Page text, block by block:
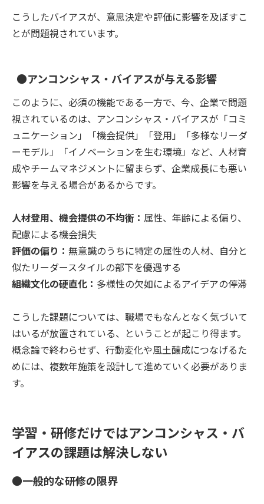
こうしたバイアスが、意思決定や評価に影響を及ぼすこ
とが問題視されています。
●アンコンシャス・バイアスが与える影響
このように、必須の機能である一方で、今、企業で問題
視されているのは、アンコンシャス・バイアスが「コミ
ュニケーション」「機会提供」「登用」「多様なリーダ
ーモデル」「イノベーションを生む環境」など、人材育
成やチームマネジメントに留まらず、企業成長にも悪い
影響を与える場合があるからです。
人材登用、機会提供の不均衡： 属性、年齢による偏り、
配慮による機会損失
評価の偏り： 無意識のうちに特定の属性の人材、自分と
似たリーダースタイルの部下を優遇する
組織文化の硬直化： 多様性の欠如によるアイデアの停滞
こうした課題については、職場でもなんとなく気づいて
はいるが放置されている、ということが起こり得ます。
概念論で終わらせず、行動変化や風土醸成につなげるた
めには、複数年施策を設計して進めていく必要がありま
す。
学習・研修だけではアンコンシャス・バ
イアスの課題は解決しない
●一般的な研修の限界